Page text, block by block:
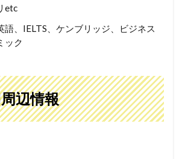
etc
語、IELTS、ケンブリッジ、ビジネス
ック
辺情報